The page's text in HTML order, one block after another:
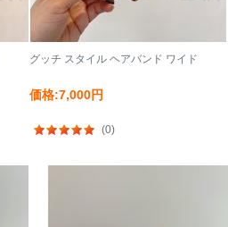
グッチ スタイル ヘアバンド ワイド
価格:7,000円
(0)